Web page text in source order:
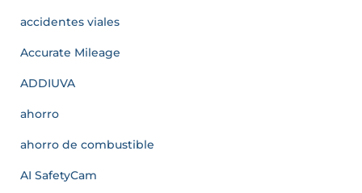
accidentes viales
Accurate Mileage
ADDIUVA
ahorro
ahorro de combustible
AI SafetyCam